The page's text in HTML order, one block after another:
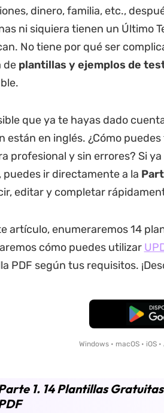
dinero, familia, etc.,
ni siquiera tienen un Último
No tiene por qué ser
de plantillas y ejemplos de
que ya te hayas dado
están en inglés. ¿Cómo
profesional y sin errores? Si
puedes ir directamente a la
editar y completar
artículo, enumeraremos 14
cómo puedes utilizar
PDF según tus requisitos.
Windows • macOS • iOS
1. 14 Plantillas